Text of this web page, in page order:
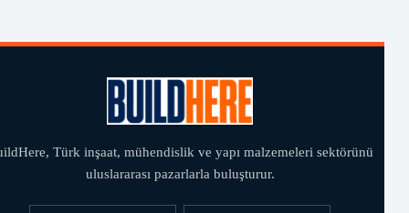
Türk inşaat, mühendislik ve yapı malzemeleri sektörünü
uluslararası pazarlarla buluşturur.